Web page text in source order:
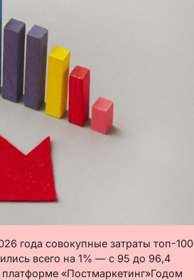
года совокупные затраты топ-100
всего на 1% — с 95 до 96,4
«Постмаркетинг»Годом